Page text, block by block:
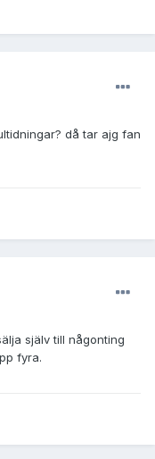
då tar ajg fan
själv till någonting
fyra.